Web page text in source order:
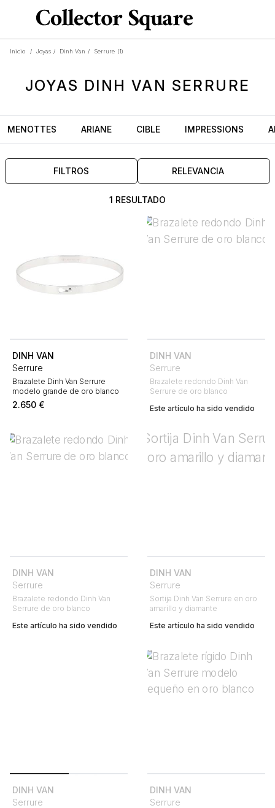
Inicio / Joyas / Dinh Van / Serrure (1)
JOYAS DINH VAN SERRURE
MENOTTES ARIANE CIBLE IMPRESSIONS
FILTROS RELEVANCIA
1 RESULTADO
DINH VAN
Serrure
Brazalete Dinh Van Serrure
modelo grande de oro blanco
2.650 €
DINH VAN
Serrure
Brazalete redondo Dinh Van
Serrure de oro blanco
Este artículo ha sido vendido
DINH VAN
Serrure
Brazalete redondo Dinh Van
Serrure de oro blanco
Este artículo ha sido vendido
DINH VAN
Serrure
Sortija Dinh Van Serrure en oro
amarillo y diamante
Este artículo ha sido vendido
DINH VAN
Serrure
DINH VAN
Serrure